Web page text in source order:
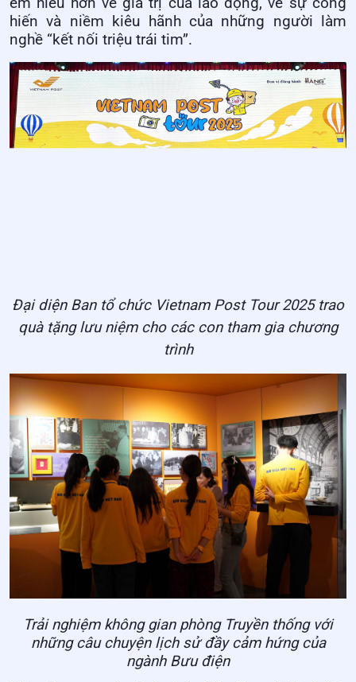
hiến và niềm kiêu hãnh của những người làm
nghề “kết nối triệu trái tim”.
Đại diện Ban tổ chức Vietnam Post Tour 2025 trao
quà tặng lưu niệm cho các con tham gia chương
trình
Trải nghiệm không gian phòng Truyền thống với
những câu chuyện lịch sử đầy cảm hứng của
ngành Bưu điện